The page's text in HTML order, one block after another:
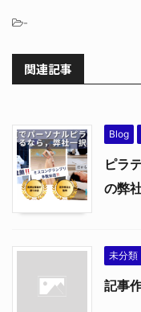
-
関連記事
Blog
ピラ
の弊
未分類
記事